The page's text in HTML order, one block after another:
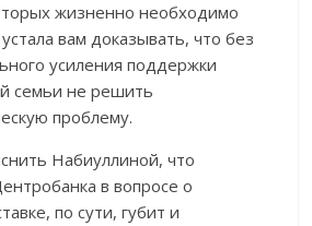
жизненно необходимо
вам доказывать, что без
усиления поддержки
семьи не решить
проблему.
Набиуллиной, что
в вопросе о
по сути, губит и